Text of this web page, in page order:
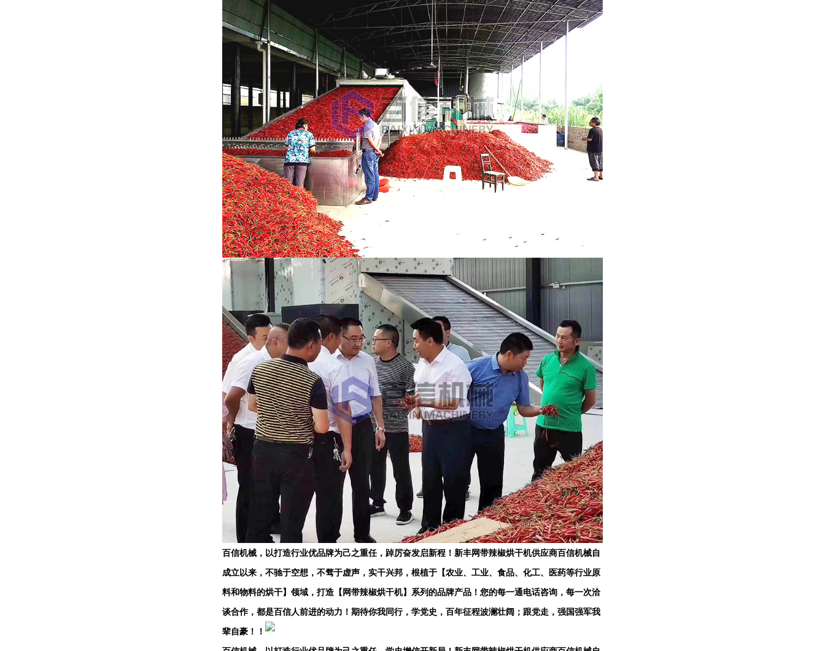
百信机械，以打造行业优品牌为己之重任，踔厉奋发启新程！新丰网带辣椒烘干机供应商百信机械自
成立以来，不驰于空想，不骛于虚声，实干兴邦，根植于【农业、工业、食品、化工、医药等行业原
料和物料的烘干】领域，打造【网带辣椒烘干机】系列的品牌产品！您的每一通电话咨询，每一次洽
谈合作，都是百信人前进的动力！期待你我同行，学党史，百年征程波澜壮阔；跟党走，强国强军我
辈自豪！！